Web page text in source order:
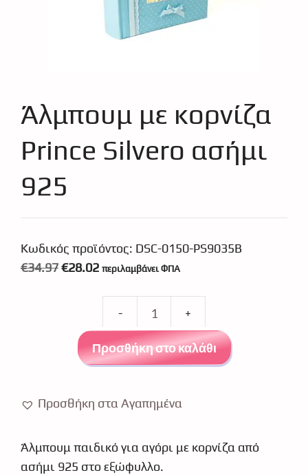
Άλμπουμ με κορνίζα
Prince Silvero ασήμι
925
Κωδικός προϊόντος: DSC-0150-PS9035B
€34.97Original
€28.02Η
είναι:
€28.02.
περιλαμβάνει ΦΠΑ
με
κορνίζα
ποσότητα
Προσθήκη στο καλάθι
Προσθήκη στα Αγαπημένα
Άλμπουμ παιδικό για αγόρι με κορνίζα από
ασήμι 925 στο εξώφυλλο.